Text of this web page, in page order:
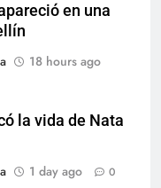
en una
18 hours ago
la vida de Nata
1 day ago 0